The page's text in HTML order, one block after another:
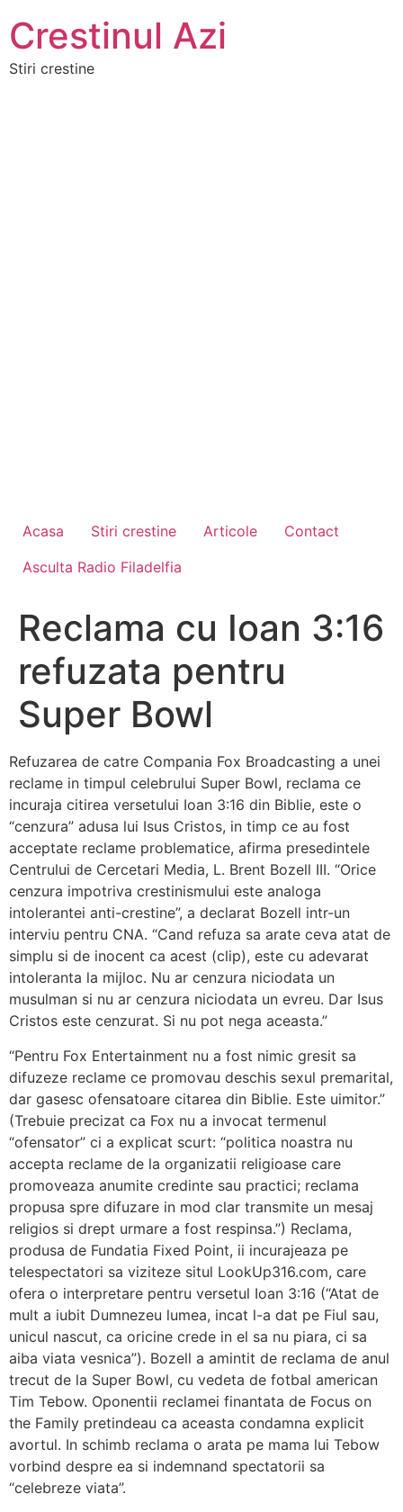
Crestinul Azi
Stiri crestine
Acasa Stiri crestine Articole
Contact
Asculta Radio Filadelfia
Reclama cu Ioan 3:16
refuzata pentru
Super Bowl
Refuzarea de catre Compania Fox Broadcasting a unei
reclame in timpul celebrului Super Bowl, reclama ce
incuraja citirea versetului Ioan 3:16 din Biblie, este o
“cenzura” adusa lui Isus Cristos, in timp ce au fost
acceptate reclame problematice, afirma presedintele
Centrului de Cercetari Media, L. Brent Bozell III. “Orice
cenzura impotriva crestinismului este analoga
intolerantei anti-crestine”, a declarat Bozell intr-un
interviu pentru CNA. “Cand refuza sa arate ceva atat de
simplu si de inocent ca acest (clip), este cu adevarat
intoleranta la mijloc. Nu ar cenzura niciodata un
musulman si nu ar cenzura niciodata un evreu. Dar Isus
Cristos este cenzurat. Si nu pot nega aceasta.”
“Pentru Fox Entertainment nu a fost nimic gresit sa
difuzeze reclame ce promovau deschis sexul premarital,
dar gasesc ofensatoare citarea din Biblie. Este uimitor.”
(Trebuie precizat ca Fox nu a invocat termenul
“ofensator” ci a explicat scurt: “politica noastra nu
accepta reclame de la organizatii religioase care
promoveaza anumite credinte sau practici; reclama
propusa spre difuzare in mod clar transmite un mesaj
religios si drept urmare a fost respinsa.”) Reclama,
produsa de Fundatia Fixed Point, ii incurajeaza pe
telespectatori sa viziteze situl LookUp316.com, care
ofera o interpretare pentru versetul Ioan 3:16 (“Atat de
mult a iubit Dumnezeu lumea, incat l-a dat pe Fiul sau,
unicul nascut, ca oricine crede in el sa nu piara, ci sa
aiba viata vesnica”). Bozell a amintit de reclama de anul
trecut de la Super Bowl, cu vedeta de fotbal american
Tim Tebow. Oponentii reclamei finantata de Focus on
the Family pretindeau ca aceasta condamna explicit
avortul. In schimb reclama o arata pe mama lui Tebow
vorbind despre ea si indemnand spectatorii sa
“celebreze viata”.